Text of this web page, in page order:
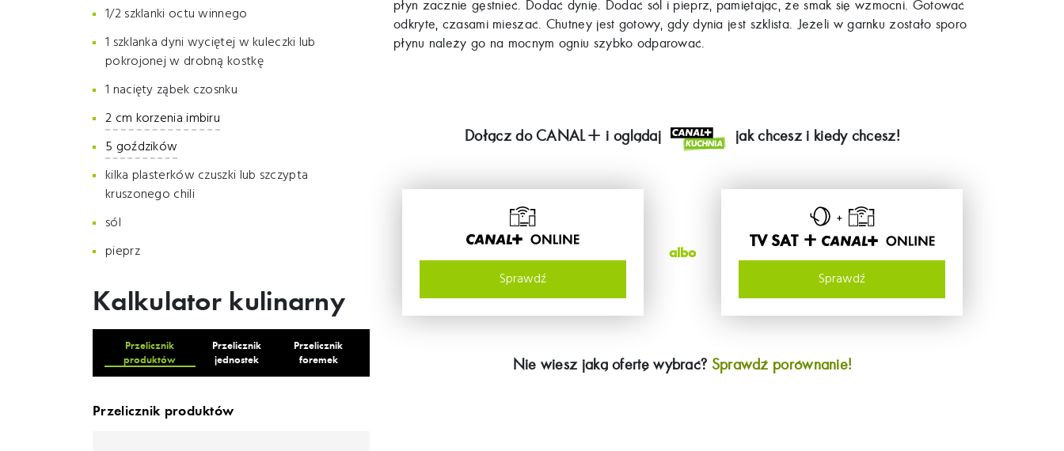
1/2 szklanki octu winnego
1 szklanka dyni wyciętej w kuleczki lub
pokrojonej w drobną kostkę
1 nacięty ząbek czosnku
2 cm korzenia imbiru
5 goździków
kilka plasterków czuszki lub szczypta
kruszonego chili
sól
pieprz
Kalkulator kulinarny
Przelicznik
produktów
Przelicznik
jednostek
Przelicznik
foremek
Przelicznik produktów
płyn zacznie gęstnieć. Dodać dynię. Dodać sól i pieprz, pamiętając, że smak się wzmocni. Gotować
odkryte, czasami mieszać. Chutney jest gotowy, gdy dynia jest szklista. Jeżeli w garnku zostało sporo
płynu należy go na mocnym ogniu szybko odparować.
Dołącz doCANAL+ i oglądaj jak chcesz i kiedy chcesz!
Sprawdź
albo
TV SAT +
Sprawdź
Nie wiesz jaką ofertę wybrać? Sprawdź porównanie!